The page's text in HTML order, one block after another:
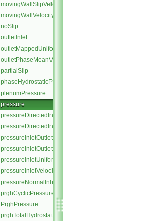
movingWallSlipVelocity
movingWallVelocity
noSlip
outletInlet
outletMappedUniformInlet
outletPhaseMeanVelocity
partialSlip
phaseHydrostaticPressure
plenumPressure
pressure
pressureDirectedInletOutletVelocity
pressureDirectedInletVelocity
pressureInletOutletParSlipVelocity
pressureInletOutletVelocity
pressureInletUniformVelocity
pressureInletVelocity
pressureNormalInletOutletVelocity
prghCyclicPressure
PrghPressure
prghTotalHydrostaticPressure